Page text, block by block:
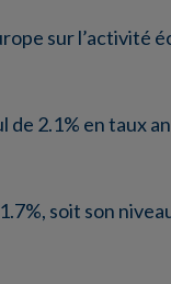
sur l’activité
de 2.1% en taux
soit son